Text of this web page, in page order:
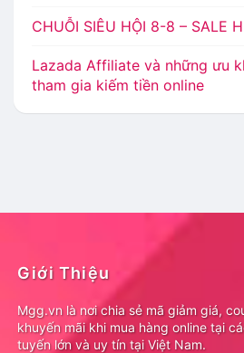
CHUỖI SIÊU HỘI 8-8 – SALE
Lazada Affiliate và những ưu
tham gia kiếm tiền online
Giới Thiệu
Mgg.vn là nơi chia sẻ mã giảm giá,
khuyến mãi khi mua hàng online tại
tuyến lớn và uy tín tại Việt Nam.